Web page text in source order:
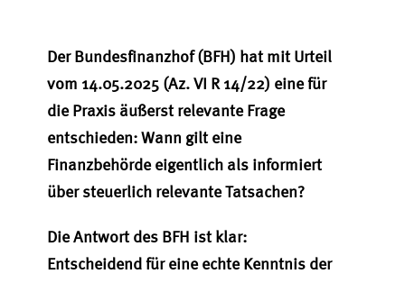
Der Bundesfinanzhof (BFH) hat mit Urteil
vom 14.05.2025 (Az. VI R 14/22) eine für
die Praxis äußerst relevante Frage
entschieden: Wann gilt eine
Finanzbehörde eigentlich als informiert
über steuerlich relevante Tatsachen?
Die Antwort des BFH ist klar:
Entscheidend für eine echte Kenntnis der